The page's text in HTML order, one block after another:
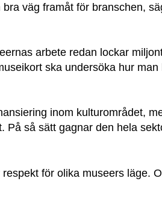
väg framåt för branschen,
arbete redan lockar
ska undersöka hur
inom kulturområdet,
så sätt gagnar den hela
för olika museers läge.